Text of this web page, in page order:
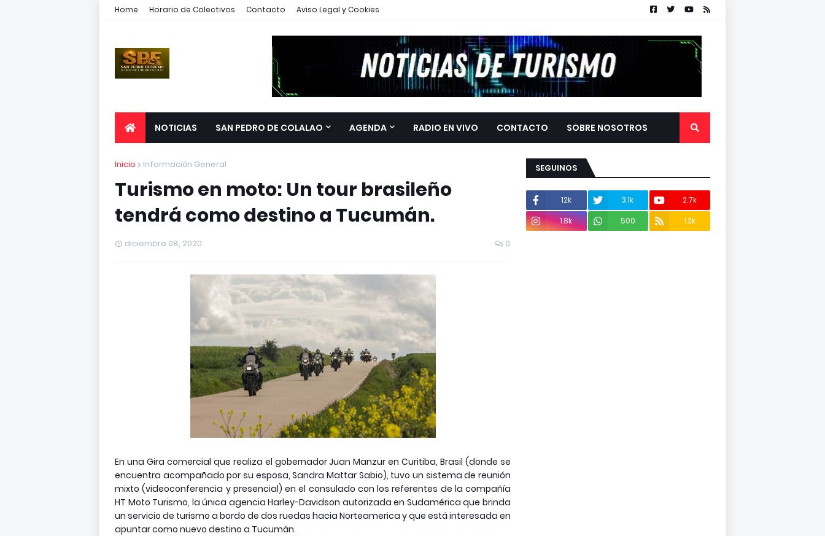
Home Horario de Colectivos Contacto Aviso Legal y Cookies
NOTICIAS SAN PEDRO DE COLALAO AGENDA RADIO EN VIVO CONTACTO SOBRE NOSOTROS
Inicio Información General
Turismo en moto: Un tour brasileño
tendrá como destino a Tucumán.
diciembre 08, 2020 0
En una Gira comercial que realiza el gobernador Juan Manzur en Curitiba, Brasil (donde se
encuentra acompañado por su esposa, Sandra Mattar Sabio), tuvo un sistema de reunión
mixto (videoconferencia y presencial) en el consulado con los referentes de la compañía
HT Moto Turismo, la única agencia Harley-Davidson autorizada en Sudamérica que brinda
un servicio de turismo a bordo de dos ruedas hacia Norteamerica y que está interesada en
apuntar como nuevo destino a Tucumán.
SEGUINOS
12k 3.1k
2.7k
1.8k
500 1.2k